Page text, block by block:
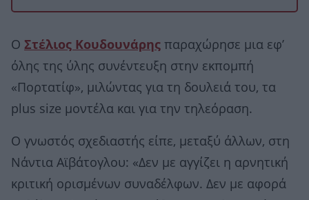
Ο Στέλιος Κουδουνάρης παραχώρησε μια εφ’
όλης της ύλης συνέντευξη στην εκπομπή
«Πορτατίφ», μιλώντας για τη δουλειά του, τα
plus size μοντέλα και για την τηλεόραση.
Ο γνωστός σχεδιαστής είπε, μεταξύ άλλων, στη
Νάντια Αϊβάτογλου: «Δεν με αγγίζει η αρνητική
κριτική ορισμένων συναδέλφων. Δεν με αφορά